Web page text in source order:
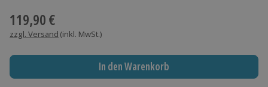
119,90 €
zzgl. Versand (inkl. MwSt.)
In den Warenkorb